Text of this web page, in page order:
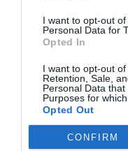
I want to opt-out
Personal Data for
Opted In
I want to opt-out of
Retention, Sale,
Personal Data
Purposes for
Opted Out
CONFIRM